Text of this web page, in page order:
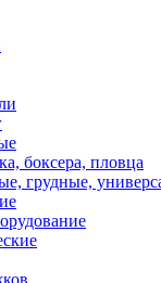
боксера, пловца
грудные,